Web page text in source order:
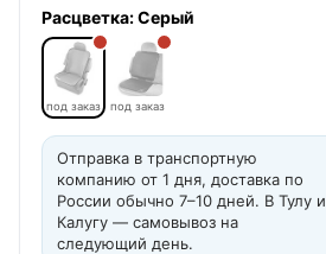
Расцветка:Серый
под заказ под заказ
Отправка в транспортную
компанию от 1 дня, доставка по
России обычно 7–10 дней. В Тулу и
Калугу — самовывоз на
следующий день.